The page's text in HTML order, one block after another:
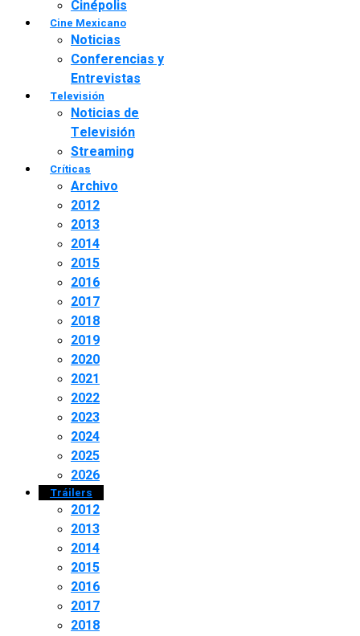
Cinépolis
Cine Mexicano
Noticias
Conferencias y
Entrevistas
Televisión
Noticias de
Televisión
Streaming
Críticas
Archivo
2012
2013
2014
2015
2016
2017
2018
2019
2020
2021
2022
2023
2024
2025
2026
Tráilers
2012
2013
2014
2015
2016
2017
2018